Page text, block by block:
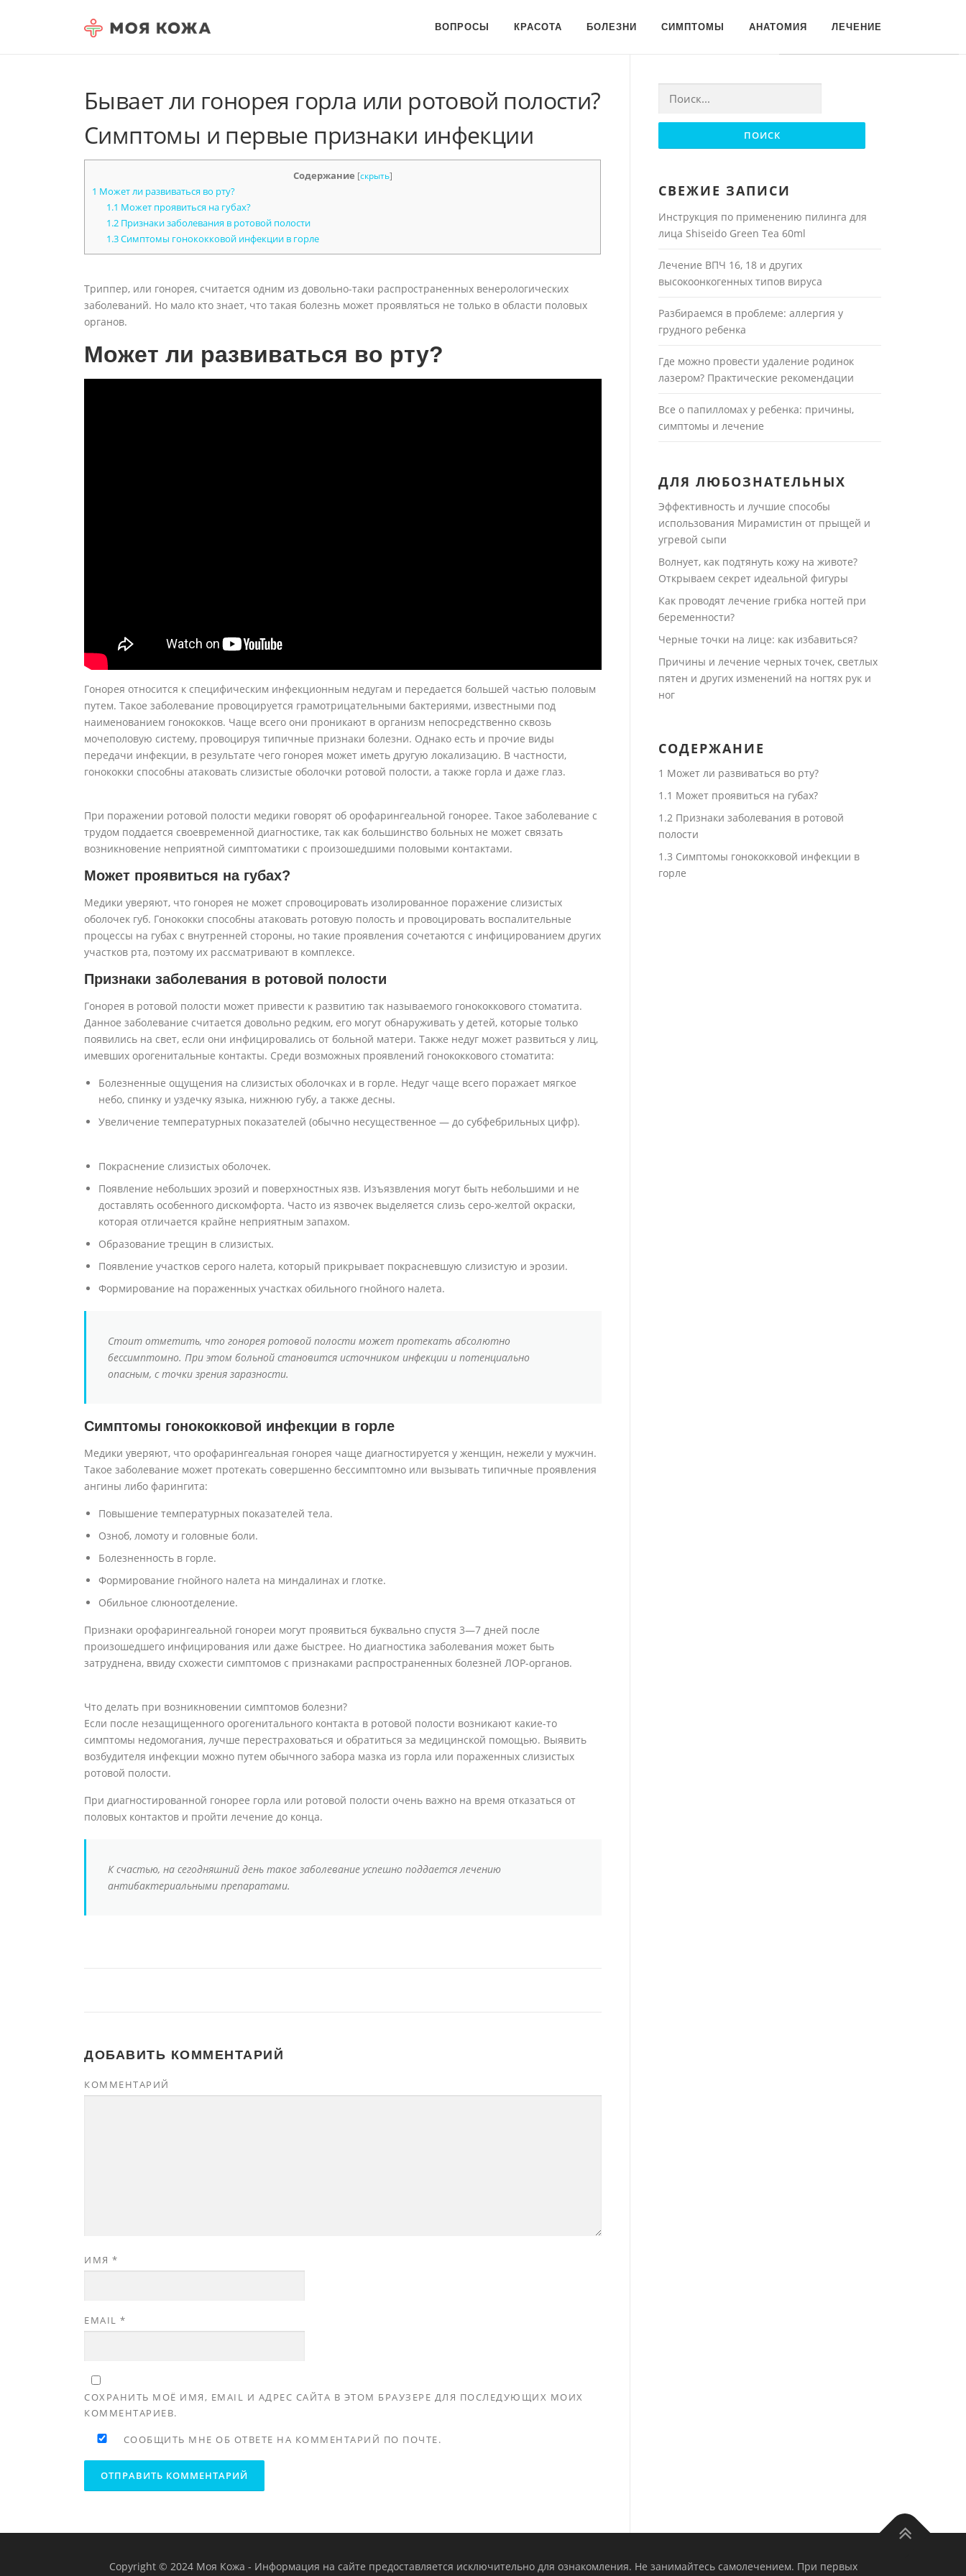
ВОПРОСЫ КРАСОТА БОЛЕЗНИ СИМПТОМЫ АНАТОМИЯ ЛЕЧЕНИЕ
Бывает ли гонорея горла или ротовой полости?
Симптомы и первые признаки инфекции
Содержание [скрыть]
1 Может ли развиваться во рту?
1.1 Может проявиться на губах?
1.2Признаки заболевания в ротовой полости
1.3Симптомы гонококковой инфекции в горле
Триппер, или гонорея, считается одним из довольно-таки распространенных венерологических
заболеваний. Но мало кто знает, что такая болезнь может проявляться не только в области половых
органов.
Может ли развиваться во рту?
Гонорея относится к специфическим инфекционным недугам и передается большей частью половым
путем. Такое заболевание провоцируется грамотрицательными бактериями, известными под
наименованием гонококков. Чаще всего они проникают в организм непосредственно сквозь
мочеполовую систему, провоцируя типичные признаки болезни. Однако есть и прочие виды
передачи инфекции, в результате чего гонорея может иметь другую локализацию. В частности,
гонококки способны атаковать слизистые оболочки ротовой полости, а также горла и даже глаз.
При поражении ротовой полости медики говорят об орофарингеальной гонорее. Такое заболевание с
трудом поддается своевременной диагностике, так как большинство больных не может связать
возникновение неприятной симптоматики с произошедшими половыми контактами.
Может проявиться на губах?
Медики уверяют, что гонорея не может спровоцировать изолированное поражение слизистых
оболочек губ. Гонококки способны атаковать ротовую полость и провоцировать воспалительные
процессы на губах с внутренней стороны, но такие проявления сочетаются с инфицированием других
участков рта, поэтому их рассматривают в комплексе.
Признаки заболевания в ротовой полости
Гонорея в ротовой полости может привести к развитию так называемого гонококкового стоматита.
Данное заболевание считается довольно редким, его могут обнаруживать у детей, которые только
появились на свет, если они инфицировались от больной матери. Также недуг может развиться у лиц,
имевших орогенитальные контакты. Среди возможных проявлений гонококкового стоматита:
Болезненные ощущения на слизистых оболочках и в горле. Недуг чаще всего поражает мягкое
небо, спинку и уздечку языка, нижнюю губу, а также десны.
Увеличение температурных показателей (обычно несущественное — до субфебрильных цифр).
Покраснение слизистых оболочек.
Появление небольших эрозий и поверхностных язв. Изъязвления могут быть небольшими и не
доставлять особенного дискомфорта. Часто из язвочек выделяется слизь серо-желтой окраски,
которая отличается крайне неприятным запахом.
Образование трещин в слизистых.
Появление участков серого налета, который прикрывает покрасневшую слизистую и эрозии.
Формирование на пораженных участках обильного гнойного налета.
Стоит отметить, что гонорея ротовой полости может протекать абсолютно
бессимптомно. При этом больной становится источником инфекции и потенциально
опасным, с точки зрения заразности.
Симптомы гонококковой инфекции в горле
Медики уверяют, что орофарингеальная гонорея чаще диагностируется у женщин, нежели у мужчин.
Такое заболевание может протекать совершенно бессимптомно или вызывать типичные проявления
ангины либо фарингита:
Повышение температурных показателей тела.
Озноб, ломоту и головные боли.
Болезненность в горле.
Формирование гнойного налета на миндалинах и глотке.
Обильное слюноотделение.
Признаки орофарингеальной гонореи могут проявиться буквально спустя 3—7 дней после
произошедшего инфицирования или даже быстрее. Но диагностика заболевания может быть
затруднена, ввиду схожести симптомов с признаками распространенных болезней ЛОР-органов.
Что делать при возникновении симптомов болезни?
Если после незащищенного орогенитального контакта в ротовой полости возникают какие-то
симптомы недомогания, лучше перестраховаться и обратиться за медицинской помощью. Выявить
возбудителя инфекции можно путем обычного забора мазка из горла или пораженных слизистых
ротовой полости.
При диагностированной гонорее горла или ротовой полости очень важно на время отказаться от
половых контактов и пройти лечение до конца.
К счастью, на сегодняшний день такое заболевание успешно поддается лечению
антибактериальными препаратами.
ДОБАВИТЬ КОММЕНТАРИЙ
КОММЕНТАРИЙ
ИМЯ *
EMAIL *
СОХРАНИТЬ МОЁ ИМЯ, EMAIL И АДРЕС САЙТА В ЭТОМ БРАУЗЕРЕ ДЛЯ ПОСЛЕДУЮЩИХ МОИХ
КОММЕНТАРИЕВ.
СООБЩИТЬ МНЕ ОБ ОТВЕТЕ НА КОММЕНТАРИЙ ПО ПОЧТЕ.
Найти:
СВЕЖИЕ ЗАПИСИ
Инструкция по применению пилинга для
лица Shiseido Green Tea 60ml
Лечение ВПЧ 16, 18 и других
высокоонкогенных типов вируса
Разбираемся в проблеме: аллергия у
грудного ребенка
Где можно провести удаление родинок
лазером? Практические рекомендации
Все о папилломах у ребенка: причины,
симптомы и лечение
ДЛЯ ЛЮБОЗНАТЕЛЬНЫХ
Эффективность и лучшие способы
использования Мирамистин от прыщей и
угревой сыпи
Волнует, как подтянуть кожу на животе?
Открываем секрет идеальной фигуры
Как проводят лечение грибка ногтей при
беременности?
Черные точки на лице: как избавиться?
Причины и лечение черных точек, светлых
пятен и других изменений на ногтях рук и
ног
СОДЕРЖАНИЕ
1 Может ли развиваться во рту?
1.1 Может проявиться на губах?
1.2Признаки заболевания в ротовой
полости
1.3 Симптомы гонококковой инфекции в
горле
Copyright © 2024 Моя Кожа - Информация на сайте предоставляется исключительно для ознакомления. Не занимайтесь самолечением. При первых
Для любых предложений по